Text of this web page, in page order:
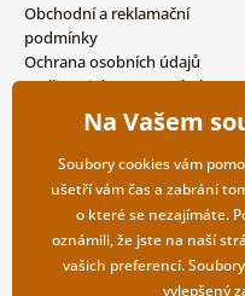
Obchodní a reklamační
podmínky
Ochrana osobních údajů
Možnosti dopravy a platby
Vrácení zbožíNa Vašem
Soubory cookies vám
ušetří vám čas a zabrání
o které se nezajímáte.
oznámili, že jste na naší
vašich preferencí.
vylepšený